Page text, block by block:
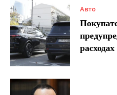
Авто
расходах